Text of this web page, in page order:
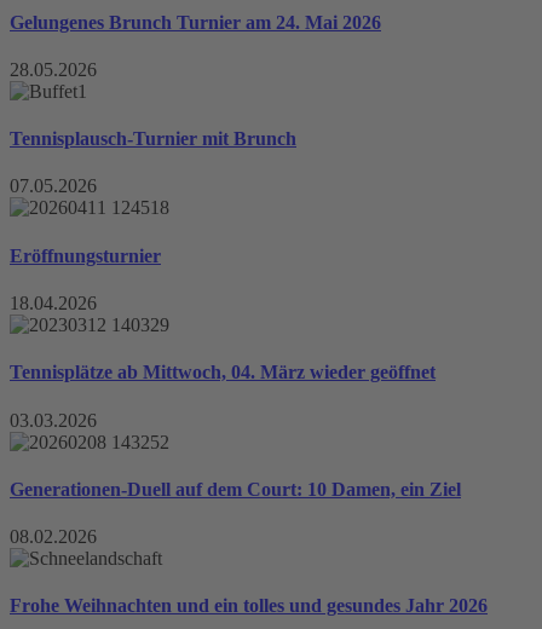
Gelungenes Brunch Turnier am 24. Mai 2026
28.05.2026
Tennisplausch-Turnier mit Brunch
07.05.2026
Eröffnungsturnier
18.04.2026
Tennisplätze ab Mittwoch, 04. März wieder geöffnet
03.03.2026
Generationen-Duell auf dem Court: 10 Damen, ein Ziel
08.02.2026
Frohe Weihnachten und ein tolles und gesundes Jahr 2026